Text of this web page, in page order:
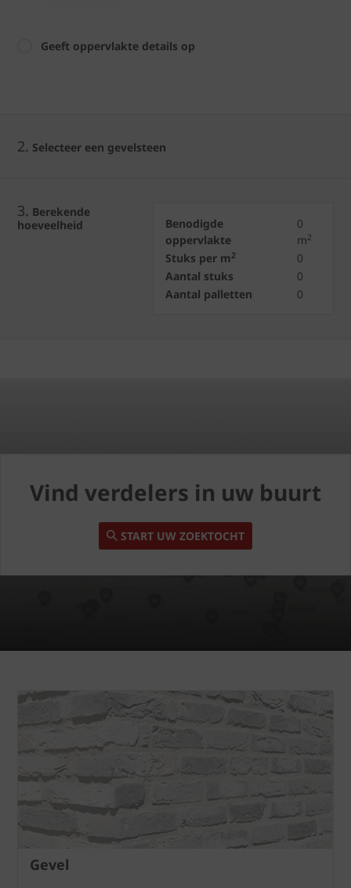
Geeft oppervlakte details op
2. Selecteer een gevelsteen
3. Berekende
hoeveelheid
Benodigde
oppervlakte
0
m2
Stuks per m2
0
Aantal stuks
0
Aantal palletten
0
Vind verdelers in uw buurt
START UW ZOEKTOCHT
Gevel